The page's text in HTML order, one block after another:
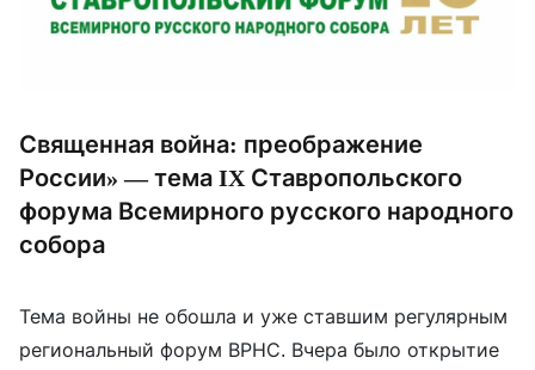
Священная война: преображение
России» — тема IX Ставропольского
форума Всемирного русского народного
собора
Тема войны не обошла и уже ставшим регулярным
региональный форум ВРНС. Вчера было открытие